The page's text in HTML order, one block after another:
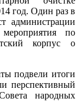
год. Один раз в
администрации
по
корпус о
подвели итоги
перспективный
народных